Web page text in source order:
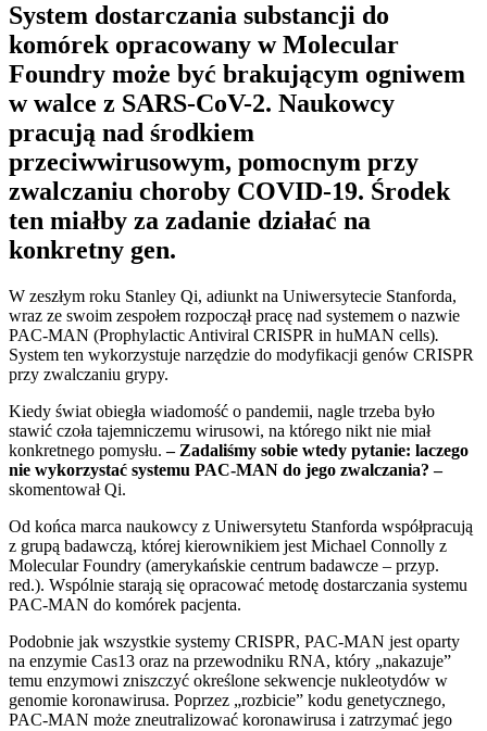
System dostarczania substancji do
komórek opracowany w Molecular
Foundry może być brakującym ogniwem
w walce z SARS-CoV-2. Naukowcy
pracują nad środkiem
przeciwwirusowym, pomocnym przy
zwalczaniu choroby COVID-19. Środek
ten miałby za zadanie działać na
konkretny gen.
W zeszłym roku Stanley Qi, adiunkt na Uniwersytecie Stanforda,
wraz ze swoim zespołem rozpoczął pracę nad systemem o nazwie
PAC-MAN (Prophylactic Antiviral CRISPR in huMAN cells).
System ten wykorzystuje narzędzie do modyfikacji genów CRISPR
przy zwalczaniu grypy.
Kiedy świat obiegła wiadomość o pandemii, nagle trzeba było
stawić czoła tajemniczemu wirusowi, na którego nikt nie miał
konkretnego pomysłu.– Zadaliśmy sobie wtedy pytanie: laczego
nie wykorzystać systemu PAC-MAN do jego zwalczania? –
skomentował Qi.
Od końca marca naukowcy z Uniwersytetu Stanforda współpracują
z grupą badawczą, której kierownikiem jest Michael Connolly z
Molecular Foundry (amerykańskie centrum badawcze – przyp.
red.). Wspólnie starają się opracować metodę dostarczania systemu
PAC-MAN do komórek pacjenta.
Podobnie jak wszystkie systemy CRISPR, PAC-MAN jest oparty
na enzymie Cas13 oraz na przewodniku RNA, który „nakazuje”
temu enzymowi zniszczyć określone sekwencje nukleotydów w
genomie koronawirusa. Poprzez „rozbicie” kodu genetycznego,
PAC-MAN może zneutralizować koronawirusa i zatrzymać jego